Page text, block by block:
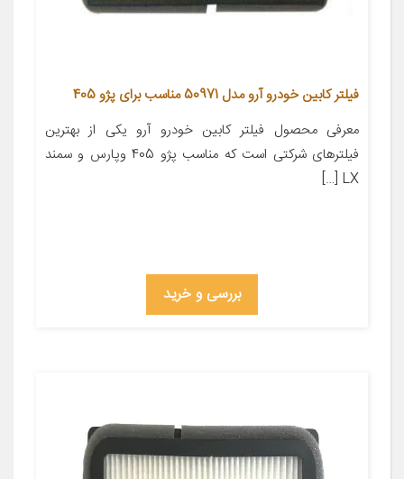
فیلتر کابین خودرو آرو مدل 50971 مناسب برای پژو 405
معرفی محصول فیلتر کابین خودرو آرو یکی از بهترین
فیلترهای شرکتی است که مناسب پژو 405 وپارس و سمند
LX […]
بررسی و خرید